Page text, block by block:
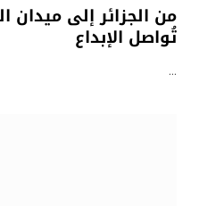
من الجزائر إلى ميدان
تُواصل الإبداع
…